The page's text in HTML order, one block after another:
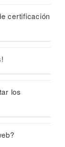
certificación
los